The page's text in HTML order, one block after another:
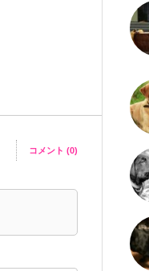
コメント (0)